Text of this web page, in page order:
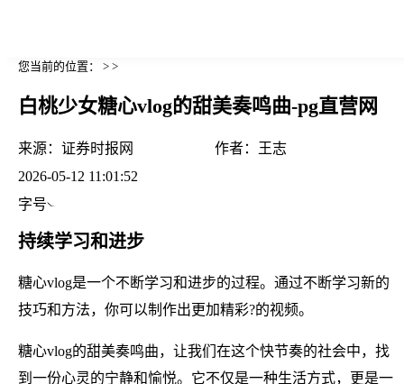
您当前的位置： > >
白桃少女糖心vlog的甜美奏鸣曲-pg直营网
来源： 证券时报网 作者：
王志
2026-05-12 11:01:52
字号
持续学习和进步
糖心vlog是一个不断学习和进步的过程。通过不断学习新的
技巧和方法，你可以制作出更加精彩?的视频。
糖心vlog的甜美奏鸣曲，让我们在这个快节奏的社会中，找
到一份心灵的宁静和愉悦。它不仅是一种生活方式，更是一